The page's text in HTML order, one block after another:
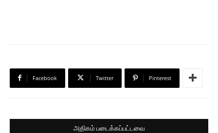
Facebook Twitter Pinterest
அதிகம் படைக்கப்பட்டவை